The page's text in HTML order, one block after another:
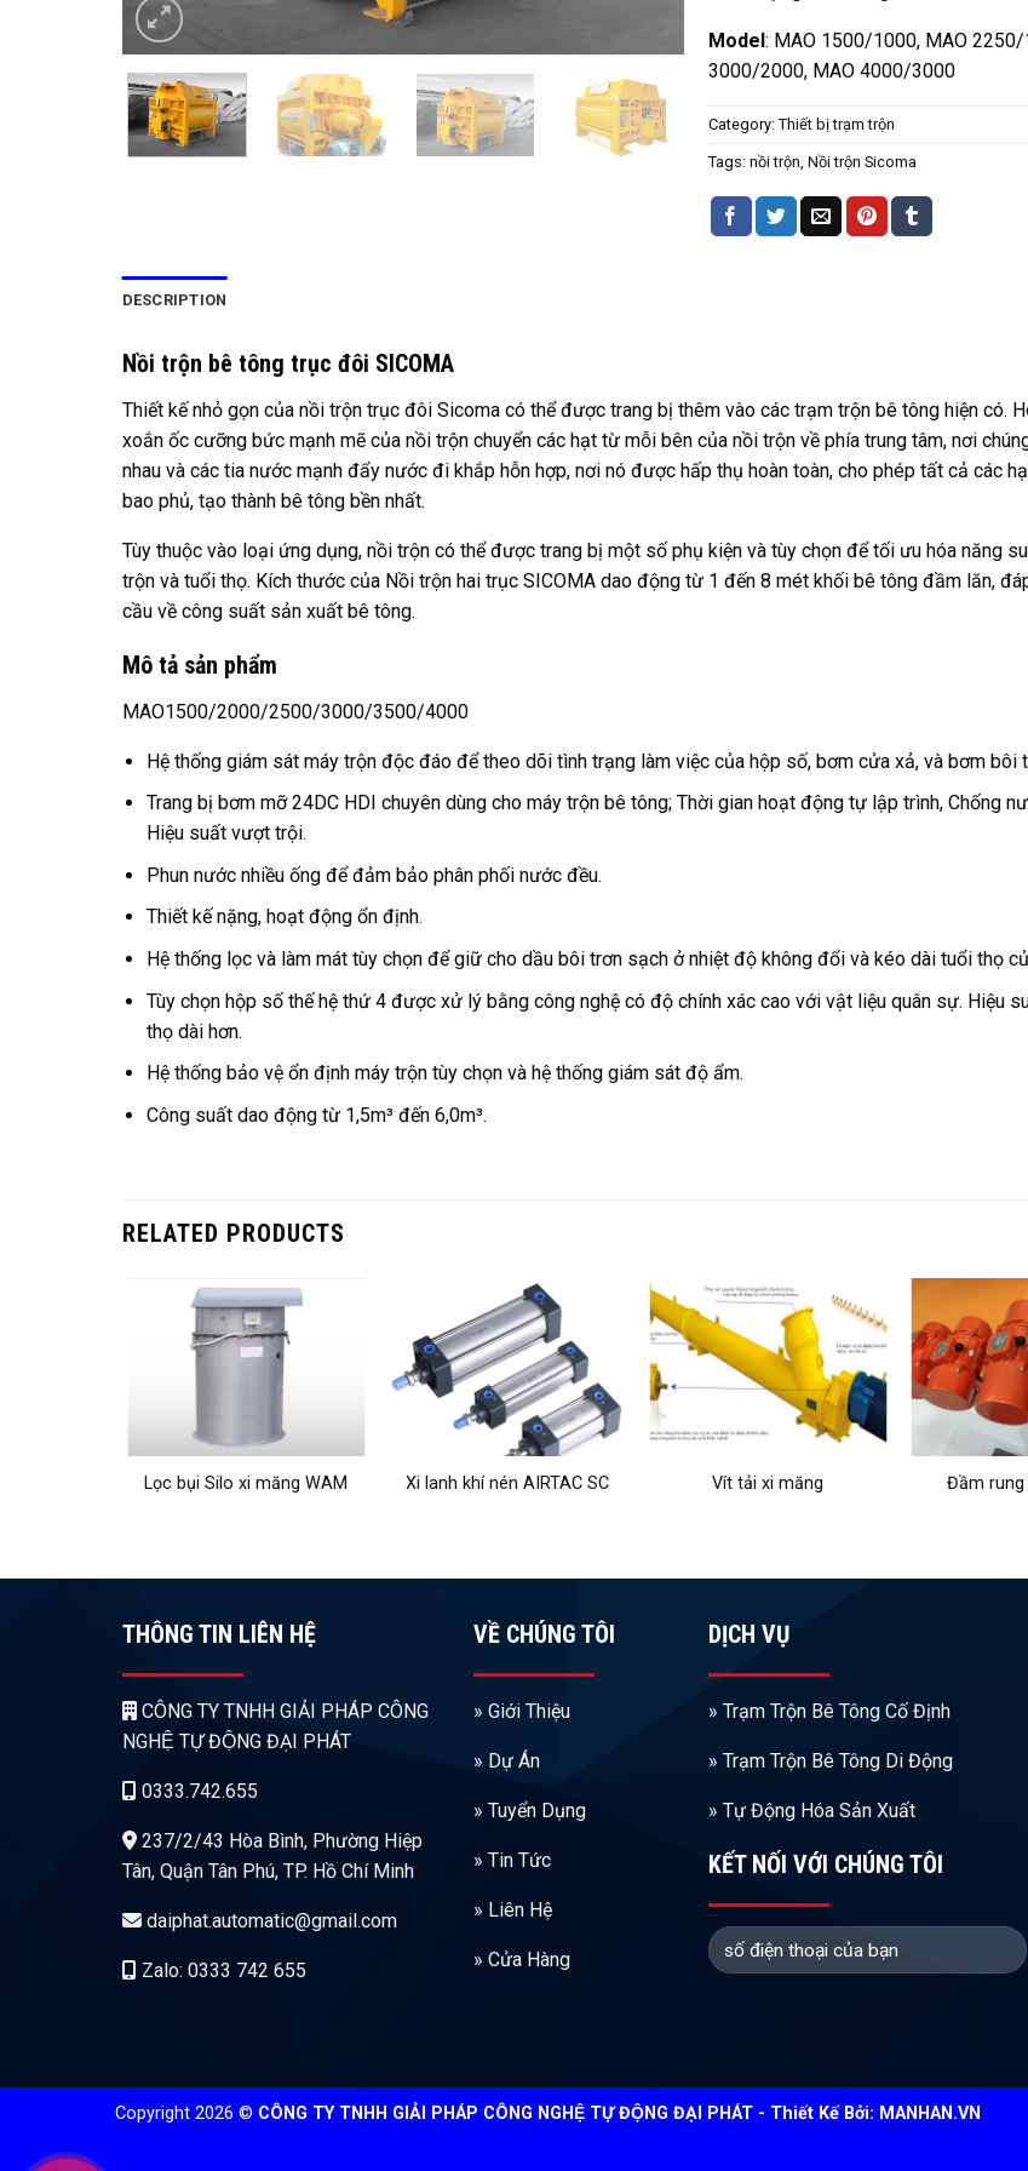
Model: MAO 1500/1000, MAO 2250/
3000/2000, MAO 4000/3000
Category: Thiết bị trạm trộn
Tags: nồi trộn, Nồi trộn Sicoma
DESCRIPTION
Nồi trộn bê tông trục đôi SICOMA
Thiết kế nhỏ gọn của nồi trộn trục đôi Sicoma có thể được trang bị thêm vào các trạm trộn bê tông hiện có.
xoắn ốc cưỡng bức mạnh mẽ của nồi trộn chuyển các hạt từ mỗi bên của nồi trộn về phía trung tâm, nơi
nhau và các tia nước mạnh đẩy nước đi khắp hỗn hợp, nơi nó được hấp thụ hoàn toàn, cho phép tất cả các
bao phủ, tạo thành bê tông bền nhất.
Tùy thuộc vào loại ứng dụng, nồi trộn có thể được trang bị một số phụ kiện và tùy chọn để tối ưu hóa năng
trộn và tuổi thọ. Kích thước của Nồi trộn hai trục SICOMA dao động từ 1 đến 8 mét khối bê tông đầm lăn,
cầu về công suất sản xuất bê tông.
Mô tả sản phẩm
MAO1500/2000/2500/3000/3500/4000
Hệ thống giám sát máy trộn độc đáo để theo dõi tình trạng làm việc của hộp số, bơm cửa xả, và bơm bôi
Trang bị bơm mỡ 24DC HDI chuyên dùng cho máy trộn bê tông; Thời gian hoạt động tự lập trình, Chống
Hiệu suất vượt trội.
Phun nước nhiều ống để đảm bảo phân phối nước đều.
Thiết kế nặng, hoạt động ổn định.
Hệ thống lọc và làm mát tùy chọn để giữ cho dầu bôi trơn sạch ở nhiệt độ không đổi và kéo dài tuổi thọ
Tùy chọn hộp số thế hệ thứ 4 được xử lý bằng công nghệ có độ chính xác cao với vật liệu quân sự. Hiệu
thọ dài hơn.
Hệ thống bảo vệ ổn định máy trộn tùy chọn và hệ thống giám sát độ ẩm.
Công suất dao động từ 1,5m³ đến 6,0m³.
RELATED PRODUCTS
Lọc bụi Silo xi măng WAM Xi lanh khí nén AIRTAC SC Vít tải xi măng Đầm rung
THÔNG TIN LIÊN HỆ
CÔNG TY TNHH GIẢI PHÁP CÔNG
NGHỆ TỰ ĐỘNG ĐẠI PHÁT
0333.742.655
237/2/43 Hòa Bình, Phường Hiệp
Tân, Quận Tân Phú, TP. Hồ Chí Minh
daiphat.automatic@gmail.com
Zalo: 0333 742 655
VỀ CHÚNG TÔI
» Giới Thiệu
» Dự Án
» Tuyển Dụng
» Tin Tức
» Liên Hệ
» Cửa Hàng
DỊCH VỤ
» Trạm Trộn Bê Tông Cố Định
» Trạm Trộn Bê Tông Di Động
» Tự Động Hóa Sản Xuất
KẾT NỐI VỚI CHÚNG TÔI
Copyright 2026 © CÔNG TY TNHH GIẢI PHÁP CÔNG NGHỆ TỰ ĐỘNG ĐẠI PHÁT - Thiết Kế Bởi: MANHAN.VN